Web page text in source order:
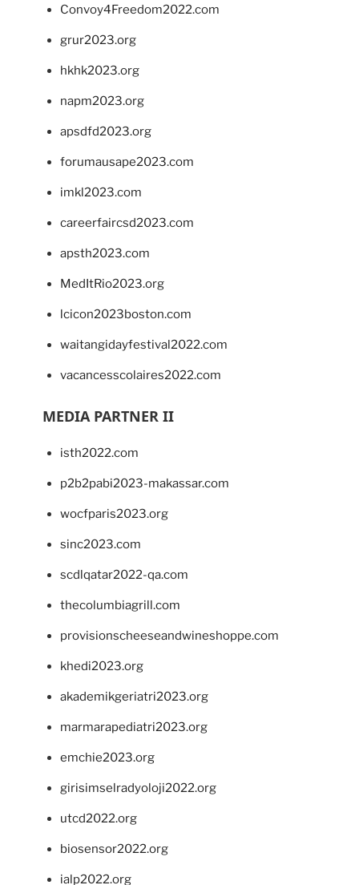
Convoy4Freedom2022.com
grur2023.org
hkhk2023.org
napm2023.org
apsdfd2023.org
forumausape2023.com
imkl2023.com
careerfaircsd2023.com
apsth2023.com
MedItRio2023.org
lcicon2023boston.com
waitangidayfestival2022.com
vacancesscolaires2022.com
MEDIA PARTNER II
isth2022.com
p2b2pabi2023-makassar.com
wocfparis2023.org
sinc2023.com
scdlqatar2022-qa.com
thecolumbiagrill.com
provisionscheeseandwineshoppe.com
khedi2023.org
akademikgeriatri2023.org
marmarapediatri2023.org
emchie2023.org
girisimselradyoloji2022.org
utcd2022.org
biosensor2022.org
ialp2022.org